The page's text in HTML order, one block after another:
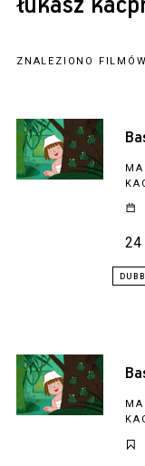
ZNALEZIONO